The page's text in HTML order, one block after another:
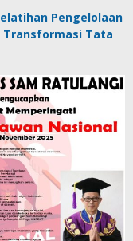
Pengelolaan
Transformasi Tata